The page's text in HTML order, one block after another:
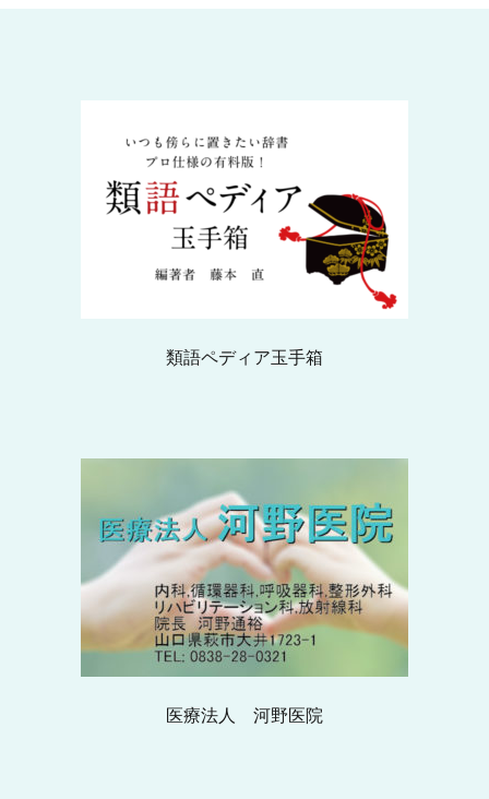
類語ペディア玉手箱
医療法人 河野医院